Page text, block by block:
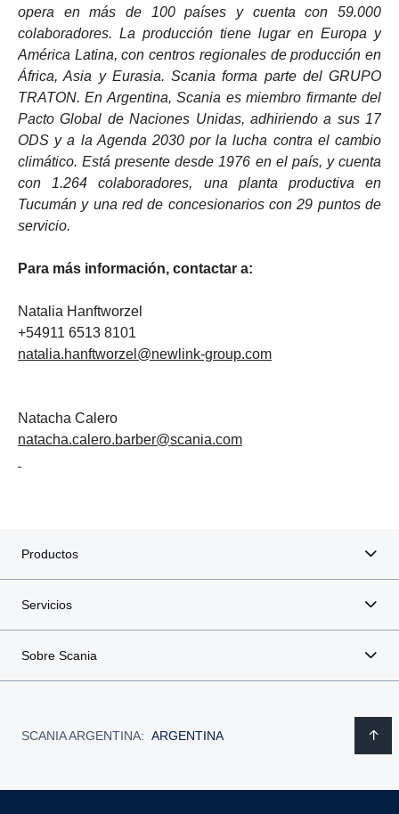
opera en más de 100 países y cuenta con 59.000
colaboradores. La producción tiene lugar en Europa y
América Latina, con centros regionales de producción en
África, Asia y Eurasia. Scania forma parte del GRUPO
TRATON. En Argentina, Scania es miembro firmante del
Pacto Global de Naciones Unidas, adhiriendo a sus 17
ODS y a la Agenda 2030 por la lucha contra el cambio
climático. Está presente desde 1976 en el país, y cuenta
con 1.264 colaboradores, una planta productiva en
Tucumán y una red de concesionarios con 29 puntos de
servicio.
Para más información, contactar a:
Natalia Hanftworzel
+54911 6513 8101
natalia.hanftworzel@newlink-group.com
Natacha Calero
natacha.calero.barber@scania.com
Productos
Servicios
Sobre Scania
SCANIA ARGENTINA: ARGENTINA